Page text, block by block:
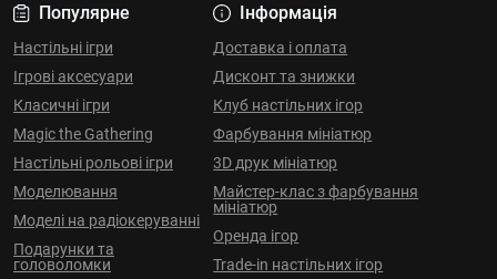
Популярне
Настільні ігри
Ігрові аксесуари
Класичні ігри
Magic the Gathering
Настільні рольові ігри
Моделювання
Моделі на радіокеруванні
Подарунки та
головоломки
Інформація
Доставка і оплата
Дисконт та знижки
Клуб настільних ігор
Фарбування мініатюр
3D друк мініатюр
Майстер-клас з фарбування
мініатюр
Оренда ігор
Trade-in настільних ігор